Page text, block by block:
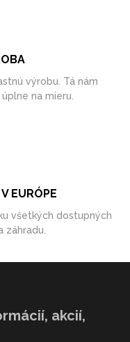
výrobu. Tá nám
na mieru.
EURÓPE
všetkých dostupných
akcií,